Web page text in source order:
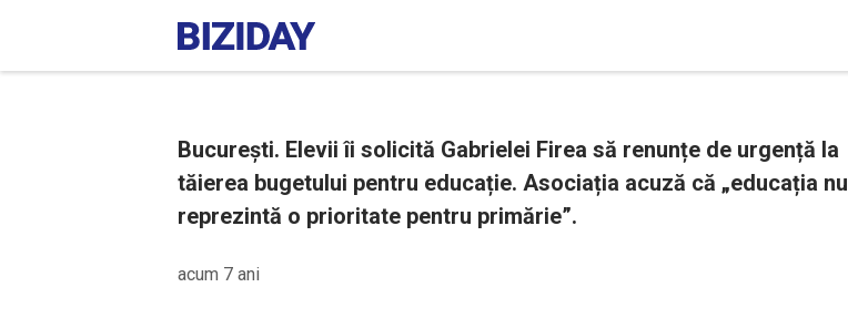
București. Elevii îi solicită Gabrielei Firea să renunțe de urgență la
tăierea bugetului pentru educație. Asociația acuză că „educația nu
reprezintă o prioritate pentru primărie”.
acum 7 ani